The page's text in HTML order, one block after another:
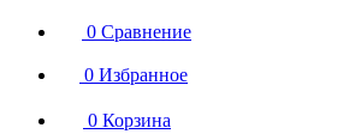
0 Сравнение
0 Избранное
0 Корзина